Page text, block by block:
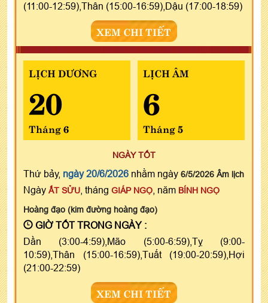
(11:00-12:59),Thân (15:00-16:59),Dậu (17:00-18:59)
XEM CHI TIẾT
LỊCH DƯƠNG
20
Tháng 6
LỊCH ÂM
6
Tháng 5
NGÀY TỐT
Thứ bảy, ngày 20/6/2026 nhằm ngày 6/5/2026 Âm lịch
Ngày ẤT SỬU , tháng GIÁP NGỌ , năm BÍNH NGỌ
Hoàng đạo (kim đường hoàng đạo)
GIỜ TỐT TRONG NGÀY :
Dần (3:00-4:59),Mão (5:00-6:59),Tỵ (9:00-
10:59),Thân (15:00-16:59),Tuất (19:00-20:59),Hợi
(21:00-22:59)
XEM CHI TIẾT